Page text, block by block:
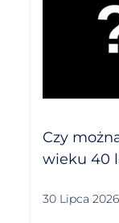
Czy
wieku 40
30 Lipca 2026